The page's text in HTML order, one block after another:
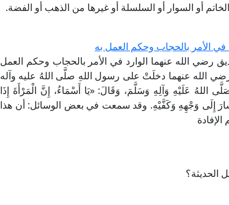
أو السوار أو السلسلة أو غيرها من الذهب أو الفضة.
الأمر بالحجاب وحكم العمل به
الله عنهما الوارد في الأمر بالحجاب وحكم العمل
الله عنهما دخلَتْ على رسول اللهِ صلَّى اللهُ عليه وآله
عَلَيْهِ وَآلِهِ وَسَلَّمَ، وَقَالَ: «يَا أَسْمَاءُ، إِنَّ الْمَرْأَةَ إِذَا
إِلَى وَجْهِهِ وَكَفَّيْهِ. وقد سمعت في بعض الوسائل: أن هذا
الحديثة؟